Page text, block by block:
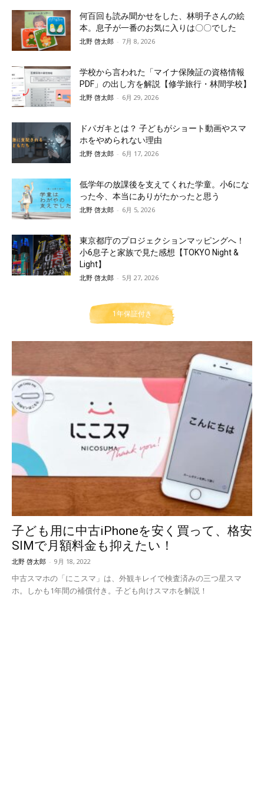
何百回も読み聞かせをした、林明子さんの絵
本。息子が一番のお気に入りは〇〇でした
北野 啓太郎 - 7月 8, 2026
学校から言われた「マイナ保険証の資格情報
PDF」の出し方を解説【修学旅行・林間学校】
北野 啓太郎 - 6月 29, 2026
ドパガキとは？ 子どもがショート動画やスマ
ホをやめられない理由
北野 啓太郎 - 6月 17, 2026
低学年の放課後を支えてくれた学童。小6にな
った今、本当にありがたかったと思う
北野 啓太郎 - 6月 5, 2026
東京都庁のプロジェクションマッピングへ！
小6息子と家族で見た感想【TOKYO Night &
Light】
北野 啓太郎 - 5月 27, 2026
1年保証付き
子ども用に中古iPhoneを安く買って、格安
SIMで月額料金も抑えたい！
北野 啓太郎 - 9月 18, 2022
中古スマホの「にこスマ」は、外観キレイで検査済みの三つ星スマ
ホ。しかも1年間の補償付き。子ども向けスマホを解説！